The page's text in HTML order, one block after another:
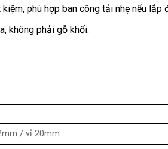
phù hợp ban công tải nhẹ nếu lắp
không phải gỗ khối.
/ vỉ 20mm